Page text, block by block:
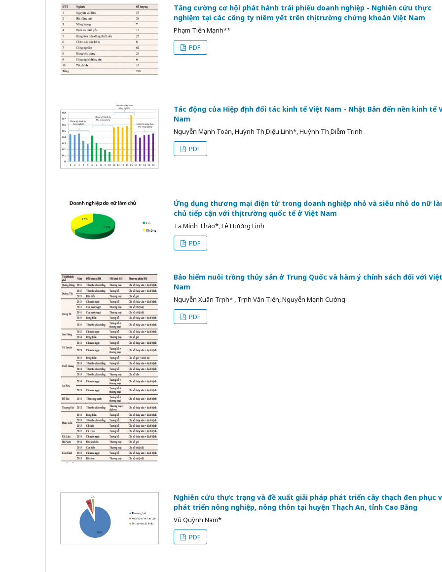
Tăng cường cơ hội phát hành trái phiếu doanh nghiệp - Nghiên cứu thực
nghiệm tại các công ty niêm yết trên thị trường chứng khoán Việt Nam
Phạm Tiến Mạnh**
PDF
Tác động của Hiệp định đối tác kinh tế Việt Nam - Nhật Bản đến nền kinh tế
Nam
Nguyễn Mạnh Toàn, Huỳnh Thị Diệu Linh*, Huỳnh Thị Diễm Trinh
PDF
Ứng dụng thương mại điện tử trong doanh nghiệp nhỏ và siêu nhỏ do nữ
chủ tiếp cận với thị trường quốc tế ở Việt Nam
Tạ Minh Thảo*, Lê Hương Linh
PDF
Bảo hiểm nuôi trồng thủy sản ở Trung Quốc và hàm ý chính sách đối với Việt
Nam
Nguyễn Xuân Trịnh* , Trịnh Văn Tiến, Nguyễn Mạnh Cường
PDF
Nghiên cứu thực trạng và đề xuất giải pháp phát triển cây thạch đen phục
phát triển nông nghiệp, nông thôn tại huyện Thạch An, tỉnh Cao Bằng
Vũ Quỳnh Nam*
PDF